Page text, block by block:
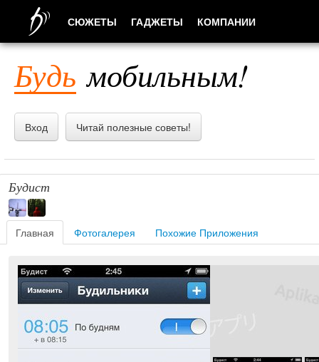
Будь мобильным!
Вход Читай полезные советы!
Будист
Главная Фотогалерея Похожие Приложения
СЮЖЕТЫ ГАДЖЕТЫ КОМПАНИИ
ПРИЛОЖЕНИЯ